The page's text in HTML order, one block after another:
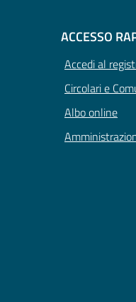
ACCESSO
Accedi al
Circolari e
Albo online